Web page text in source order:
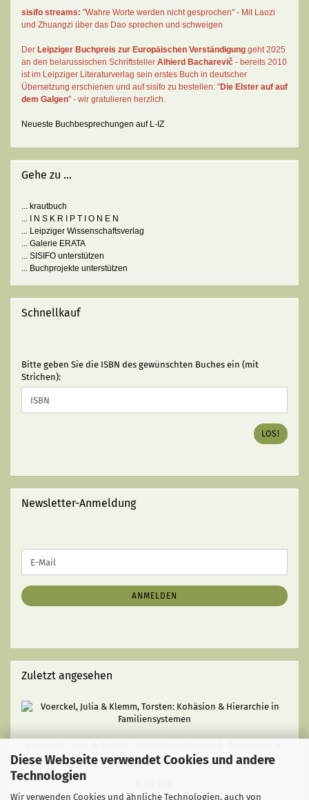
Diese Webseite verwendet Cookies und andere
Technologien
Wir verwenden Cookies und ähnliche Technologien, auch von
sisifo streams: "Wahre Worte werden nicht gesprochen" - Mit Laozi
und Zhuangzi über das Dao sprechen und schweigen
Der Leipziger Buchpreis zur Europäischen Verständigung geht 2025
an den belarussischen Schriftsteller Alhierd Bacharevič - bereits 2010
ist im Leipziger Literaturverlag sein erstes Buch in deutscher
Übersetzung erschienen und auf sisifo zu bestellen: "Die Elster auf auf
dem Galgen" - wir gratulieren herzlich.
Neueste Buchbesprechungen auf L-IZ
Gehe zu ...
... krautbuch
... I N S K R I P T I O N E N
... Leipziger Wissenschaftsverlag
... Galerie ERATA
... SISIFO unterstützen
... Buchprojekte unterstützen
Schnellkauf
BITTE
GEBEN
SIE
DIE
ISBN
(MIT
STRICHEN):
Bitte geben Sie die ISBN des gewünschten Buches ein (mit
Strichen):
LOS!
Newsletter-Anmeldung
ZUR
ANMELDUNG
E-
Mail
ANMELDEN
Zuletzt angesehen
Familiensystemen